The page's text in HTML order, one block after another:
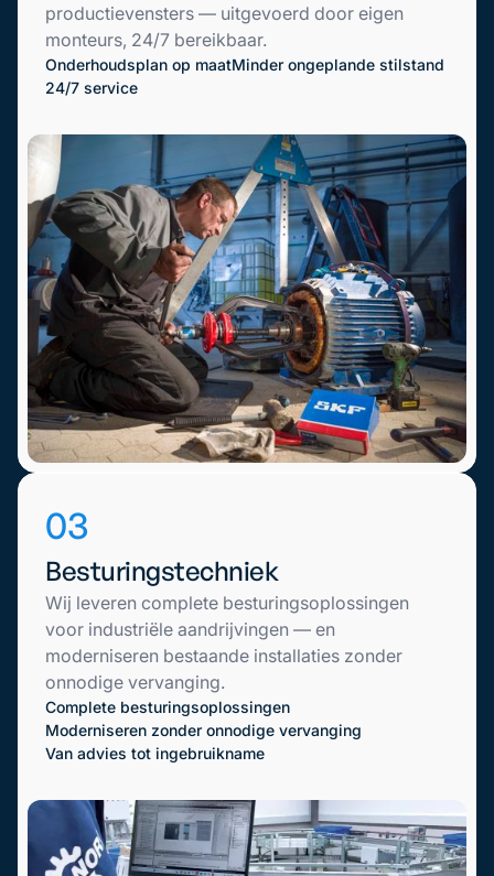
productievensters — uitgevoerd door eigen
monteurs, 24/7 bereikbaar.
Onderhoudsplan op maatMinder ongeplande stilstand
24/7 service
03
Besturingstechniek
Wij leveren complete besturingsoplossingen
voor industriële aandrijvingen — en
moderniseren bestaande installaties zonder
onnodige vervanging.
Complete besturingsoplossingen
Moderniseren zonder onnodige vervanging
Van advies tot ingebruikname